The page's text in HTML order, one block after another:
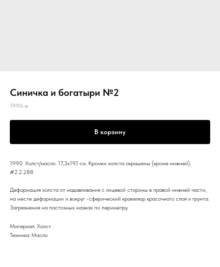
Синичка и богатыри №2
1990-е
В корзину
1990. Холст/масло. 17,3x19,1 см. Кромки холста окрашены (кроме нижней).
#2.2.288
Деформация холста от надавливания с лицевой стороны в правой нижней части,
на месте деформации и вокруг -сферический кракелюр красочного слоя и грунта.
Загрязнения на пастозных мазках по периметру.
Материал: Холст
Техника: Масло